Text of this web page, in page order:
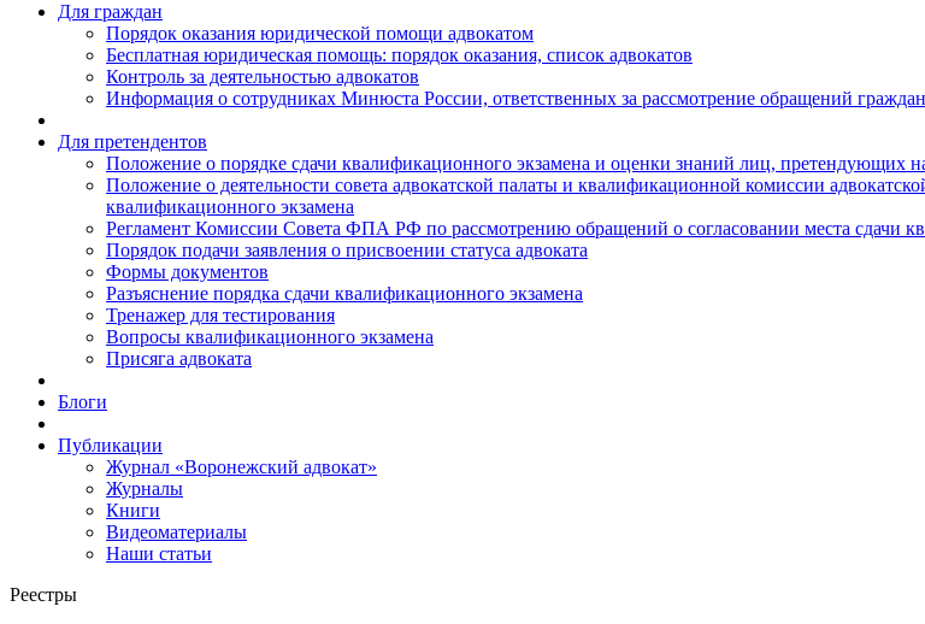
Для граждан
Порядок оказания юридической помощи адвокатом
Бесплатная юридическая помощь: порядок оказания, список адвокатов
Контроль за деятельностью адвокатов
Информация о сотрудниках Минюста России, ответственных за рассмотрение обращений
Для претендентов
Положение о порядке сдачи квалификационного экзамена и оценки знаний лиц, претендующих на
Положение о деятельности совета адвокатской палаты и квалификационной комиссии
квалификационного экзамена
Регламент Комиссии Совета ФПА РФ по рассмотрению обращений о согласовании места сдачи
Порядок подачи заявления о присвоении статуса адвоката
Формы документов
Разъяснение порядка сдачи квалификационного экзамена
Тренажер для тестирования
Вопросы квалификационного экзамена
Присяга адвоката
Блоги
Публикации
Журнал «Воронежский адвокат»
Журналы
Книги
Видеоматериалы
Наши статьи
Реестры